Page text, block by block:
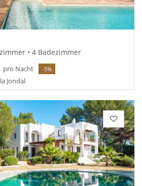
• 4 Badezimmer
pro Nacht -5%
Jondal